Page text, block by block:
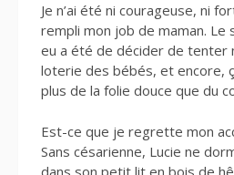
Je n’ai été ni courageuse, ni
rempli mon job de maman. Le
eu a été de décider de tenter
loterie des bébés, et encore,
plus de la folie douce que du
Est-ce que je regrette mon
Sans césarienne, Lucie ne
dans son petit lit en bois de